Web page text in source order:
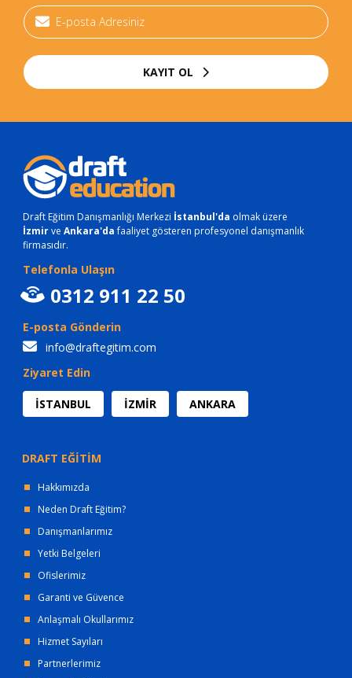
KAYIT OL
Draft Eğitim Danışmanlığı Merkezi İstanbul'da olmak üzere
İzmirve Ankara'dafaaliyet gösteren profesyonel danışmanlık
firmasıdır.
Telefonla Ulaşın
0312 911 22 50
E-posta Gönderin
info@draftegitim.com
Ziyaret Edin
İSTANBUL İZMİR ANKARA
DRAFT EĞİTİM
Hakkımızda
Neden Draft Eğitim?
Danışmanlarımız
Yetki Belgeleri
Ofislerimiz
Garanti ve Güvence
Anlaşmalı Okullarımız
Hizmet Sayıları
Partnerlerimiz